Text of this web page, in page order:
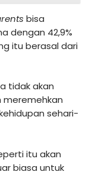
bisa
dengan 42,9%
itu berasal dari
tidak akan
meremehkan
sehari-
itu akan
biasa untuk